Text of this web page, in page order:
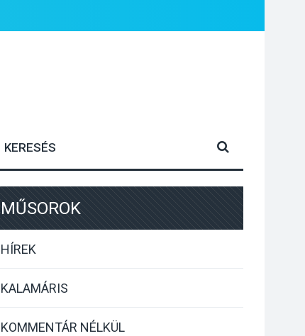
MŰSOROK
HÍREK
KALAMÁRIS
KOMMENTÁR NÉLKÜL